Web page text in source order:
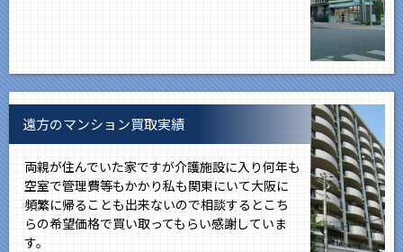
遠方のマンション買取実績
両親が住んでいた家ですが介護施設に入り何年も
空室で管理費等もかかり私も関東にいて大阪に
頻繁に帰ることも出来ないので相談するとこち
らの希望価格で買い取ってもらい感謝していま
す。